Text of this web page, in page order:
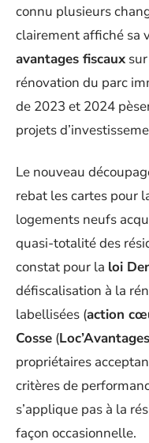
connu plusieurs
clairement affiché sa
avantages fiscaux
rénovation du parc
de 2023 et 2024
projets
Le nouveau
rebat les cartes pour
logements neufs
quasi-totalité des
constat pour la loi
défiscalisation à la
labellisées (action
Cosse (Loc’Avantages
propriétaires
critères de
s’applique pas à la
façon occasionnelle.